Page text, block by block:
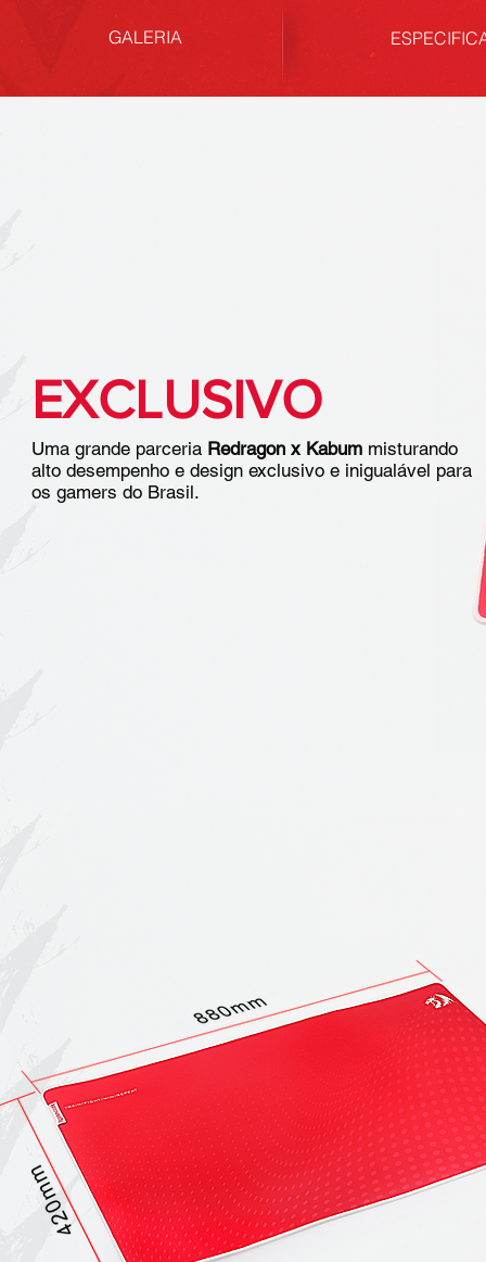
GALERIA
EXCLUSIVO
Uma grande parceria Redragon x Kabum misturando
alto desempenho e design exclusivo e inigualável para
os gamers do Brasil.